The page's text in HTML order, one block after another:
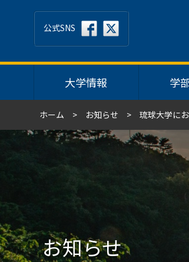
大学情報 学
公式SNS
ホーム お知らせ 琉球大学に
お知らせ